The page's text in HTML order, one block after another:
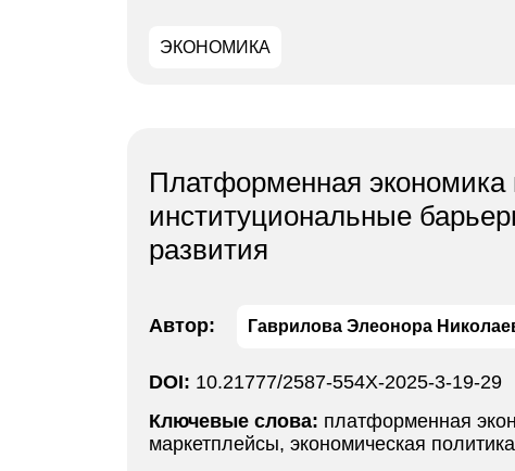
ЭКОНОМИКА
Платформенная
институциональные
развития
Автор: Гаврилова Элеонора
DOI: 10.21777/2587-554X-2025-3-19-29
Ключевые слова: платформенная
маркетплейсы, экономическая